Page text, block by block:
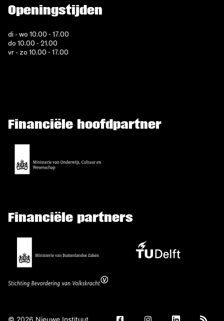
Openingstijden
di - wo 10.00 - 17.00
do 10.00 - 21.00
vr - zo 10.00 - 17.00
Financiële hoofdpartner
Financiële partners
© 2026 Nieuwe Instituut.